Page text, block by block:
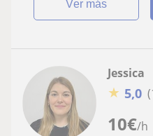
ver más
10€/h
Jessica
★ 5,0